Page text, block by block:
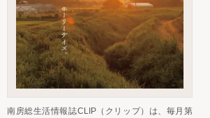
南房総生活情報誌CLIP（クリップ）は、毎月第